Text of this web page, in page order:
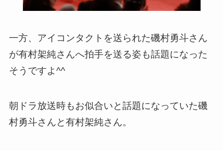
一方、アイコンタクトを送られた磯村勇斗さん
が有村架純さんへ拍手を送る姿も話題になった
そうですよ^^
朝ドラ放送時もお似合いと話題になっていた磯
村勇斗さんと有村架純さん。